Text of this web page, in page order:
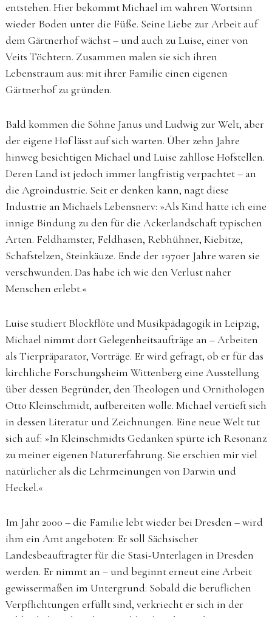
entstehen. Hier bekommt Michael im wahren Wortsinn
wieder Boden unter die Füße. Seine Liebe zur Arbeit auf
dem Gärtnerhof wächst – und auch zu Luise, einer von
Veits Töchtern. Zusammen malen sie sich ihren
Lebenstraum aus: mit ihrer Familie einen eigenen
Gärtnerhof zu gründen.
Bald kommen die Söhne Janus und Ludwig zur Welt, aber
der eigene Hof lässt auf sich warten. Über zehn Jahre
hinweg besichtigen Michael und Luise zahllose Hofstellen.
Deren Land ist jedoch immer langfristig verpachtet – an
die Agroindustrie. Seit er denken kann, nagt diese
Industrie an Michaels Lebensnerv: »Als Kind hatte ich eine
innige Bindung zu den für die Ackerlandschaft typischen
Arten. Feldhamster, Feldhasen, Rebhühner, Kiebitze,
Schafstelzen, Steinkäuze. Ende der 1970er Jahre ­waren sie
verschwunden. Das habe ich wie den Verlust naher
Menschen erlebt.«
Luise studiert Blockflöte und Musikpädagogik in Leipzig,
Michael nimmt dort Gelegenheitsaufträge an – Arbeiten
als Tierpräparator, Vorträge. Er wird gefragt, ob er für das
kirchliche Forschungsheim Wittenberg eine Ausstellung
über dessen Begründer, den Theologen und Ornithologen
Otto Kleinschmidt, aufbereiten wolle. Michael vertieft sich
in dessen Literatur und Zeichnungen. Eine neue Welt tut
sich auf: »In Kleinschmidts Gedanken spürte ich Resonanz
zu meiner eigenen Naturerfahrung. Sie erschien mir viel
natürlicher als die Lehrmeinungen von Darwin und
Heckel.«
Im Jahr 2000 – die Familie lebt wieder bei Dresden – wird
ihm ein Amt angeboten: Er soll Sächsischer
Landesbeauftragter für die Stasi-Unterlagen in Dresden
werden. Er nimmt an – und beginnt erneut eine Arbeit
gewissermaßen im Untergrund: Sobald die beruflichen
Verpflichtungen erfüllt sind, verkriecht er sich in der